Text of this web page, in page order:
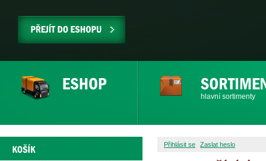
hlavní sortimenty
Přihlásit se Zaslat heslo